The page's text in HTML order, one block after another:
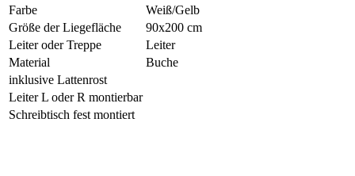
Farbe
Weiß/Gelb
Größe der Liegefläche
90x200 cm
Leiter oder Treppe
Leiter
Material
Buche
inklusive Lattenrost
Leiter L oder R montierbar
Schreibtisch fest montiert